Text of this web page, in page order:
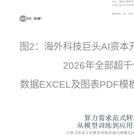
图2：海外科技巨头AI资
2026年全部超
数据EXCEL及图表PDF模